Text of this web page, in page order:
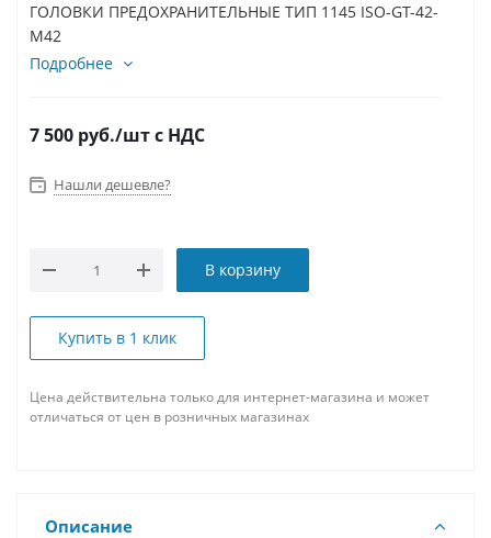
ГОЛОВКИ ПРЕДОХРАНИТЕЛЬНЫЕ ТИП 1145 ISO-GT-42-
M42
Подробнее
7 500 руб./штс НДС
Нашли дешевле?
В корзину
Купить в 1 клик
Цена действительна только для интернет-магазина и может
отличаться от цен в розничных магазинах
Описание